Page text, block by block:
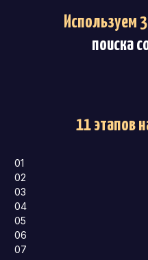
Используем
поиска
11 этапов
01
02
03
04
05
06
07